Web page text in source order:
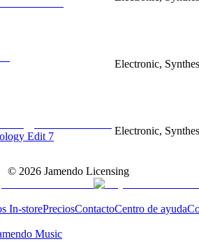
Electronic,
Edit 7
Electronic,
© 2026 Jamendo Licensing
In-storePreciosContactoCentro de ayuda
Music